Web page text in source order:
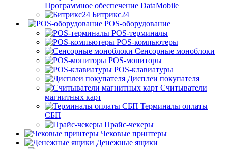
Программное обеспечение DataMobile
Битрикс24
POS-оборудование
POS-терминалы
POS-компьютеры
Сенсорные моноблоки
POS-мониторы
POS-клавиатуры
Дисплеи покупателя
Считыватели
магнитных карт
Терминалы оплаты
СБП
Прайс-чекеры
Чековые принтеры
Денежные ящики